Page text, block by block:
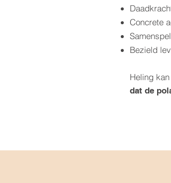
Concrete
Bezield
Heling
dat de